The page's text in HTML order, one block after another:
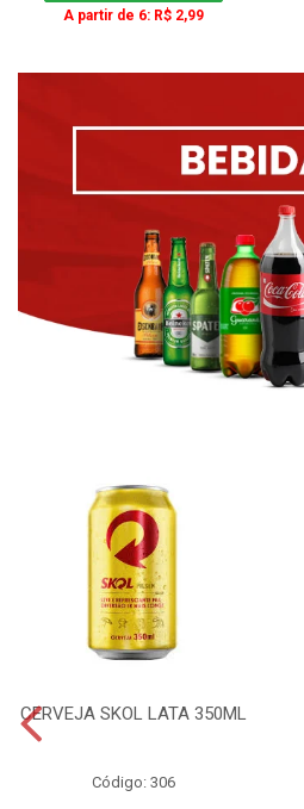
A partir de 6: R$ 2,99
CERVEJA SKOL LATA 350ML
Código: 306